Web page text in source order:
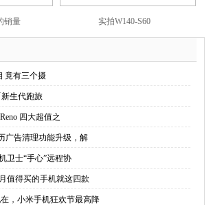
销量 实拍W140-S60
竟有三个摄
新生代跑旅
四大超值之
广告清理功能升级，解
卫士“手心”远程协
值得买的手机就这四款
，小米手机狂欢节最高降